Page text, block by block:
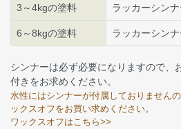
3～4kgの塗料 ラッカーシン
6～8kgの塗料 ラッカーシン
シンナーは必ず必要になりますので、
付きをお求めください。
水性にはシンナーが付属しておりません
ックスオフをお買い求めください。
ワックスオフはこちら>>